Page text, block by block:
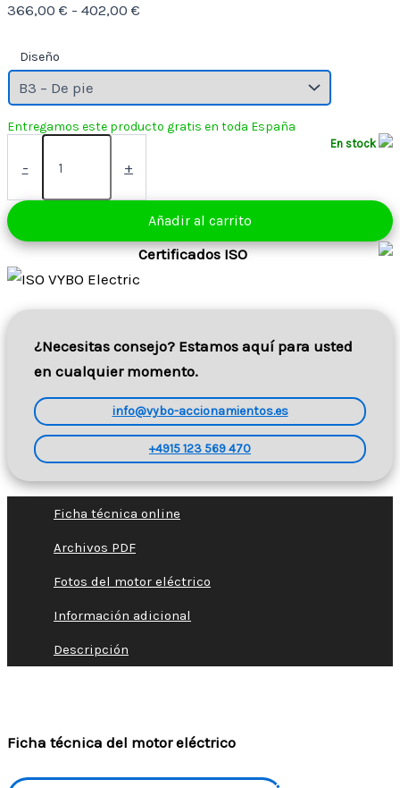
366,00 € - 402,00 €
366,00 €
hasta
Diseño
En stock
-
kW
400V
960
rpm
(1AL132M1-
6)
+
Añadir al carrito
Certificados ISO
¿Necesitas consejo? Estamos aquí para usted
en cualquier momento.
info@vybo-accionamientos.es
+4915 123 569 470
Ficha técnica online
Archivos PDF
Fotos del motor eléctrico
Información adicional
Descripción
Ficha técnica del motor eléctrico